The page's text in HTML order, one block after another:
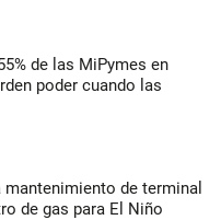
de las MiPymes en
poder cuando las
mantenimiento de terminal
de gas para El Niño